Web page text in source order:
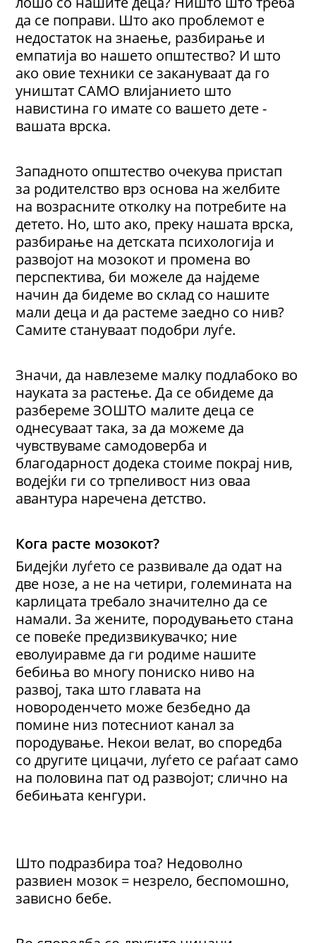
да се поправи. Што ако проблемот е
недостаток на знаење, разбирање и
емпатија во нашето општество? И што
ако овие техники се закануваат да го
уништат САМО влијанието што
навистина го имате со вашето дете -
вашата врска.
Западното општество очекува пристап
за родителство врз основа на желбите
на возрасните отколку на потребите на
детето. Но, што ако, преку нашата врска,
разбирање на детската психологија и
развојот на мозокот и промена во
перспектива, би можеле да најдеме
начин да бидеме во склад со нашите
мали деца и да растеме заедно со нив?
Самите стануваат подобри луѓе.
Значи, да навлеземе малку подлабоко во
науката за растење. Да се обидеме да
разбереме ЗОШТО малите деца се
однесуваат така, за да можеме да
чувствуваме самодоверба и
благодарност додека стоиме покрај нив,
водејќи ги со трпеливост низ оваа
авантура наречена детство.
Кога расте мозокот?
Бидејќи луѓето се развивале да одат на
две нозе, а не на четири, големината на
карлицата требало значително да се
намали. За жените, породувањето стана
се повеќе предизвикувачко; ние
еволуиравме да ги родиме нашите
бебиња во многу пониско ниво на
развој, така што главата на
новороденчето може безбедно да
помине низ потесниот канал за
породување. Некои велат, во споредба
со другите цицачи, луѓето се раѓаат само
на половина пат од развојот; слично на
бебињата кенгури.
Што подразбира тоа? Недоволно
развиен мозок = незрело, беспомошно,
зависно бебе.